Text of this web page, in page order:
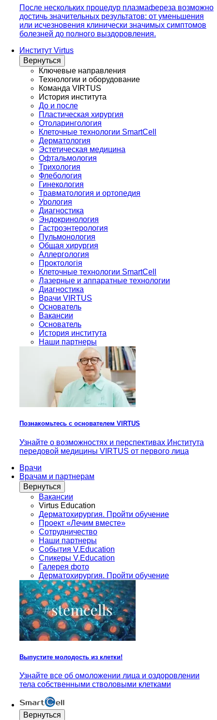
После нескольких процедур плазмафереза возможно
достичь значительных результатов: от уменьшения
или исчезновения клинически значимых симптомов
болезней до полного выздоровления.
Институт Virtus
Вернуться
Ключевые направления
Технологии и оборудование
Команда VIRTUS
История института
До и после
Пластическая хирургия
Отоларингология
Клеточные технологии SmartCell
Дерматология
Эстетическая медицина
Офтальмология
Трихология
Флебология
Гинекология
Травматология и ортопедия
Урология
Диагностика
Эндокринология
Гастроэнтерология
Пульмонология
Общая хирургия
Аллергология
Проктологія
Клеточные технологии SmartCell
Лазерные и аппаратные технологии
Диагностика
Врачи VIRTUS
Основатель
Вакансии
Основатель
История института
Наши партнеры
Познакомьтесь с основателем VIRTUS
Узнайте о возможностях и перспективах Института
передовой медицины VIRTUS от первого лица
Врачи
Врачам и партнерам
Вернуться
Вакансии
Virtus Education
Дерматохирургия. Пройти обучение
Проект «Лечим вместе»
Сотрудничество
Наши партнеры
События V.Education
Спикеры V.Education
Галерея фото
Дерматохирургия. Пройти обучение
Выпустите молодость из клетки!
Узнайте все об омоложении лица и оздоровлении
тела собственными стволовыми клетками
Вернуться